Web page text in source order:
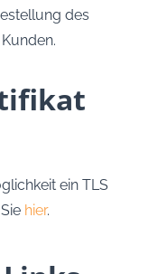
des
ein TLS
hier.